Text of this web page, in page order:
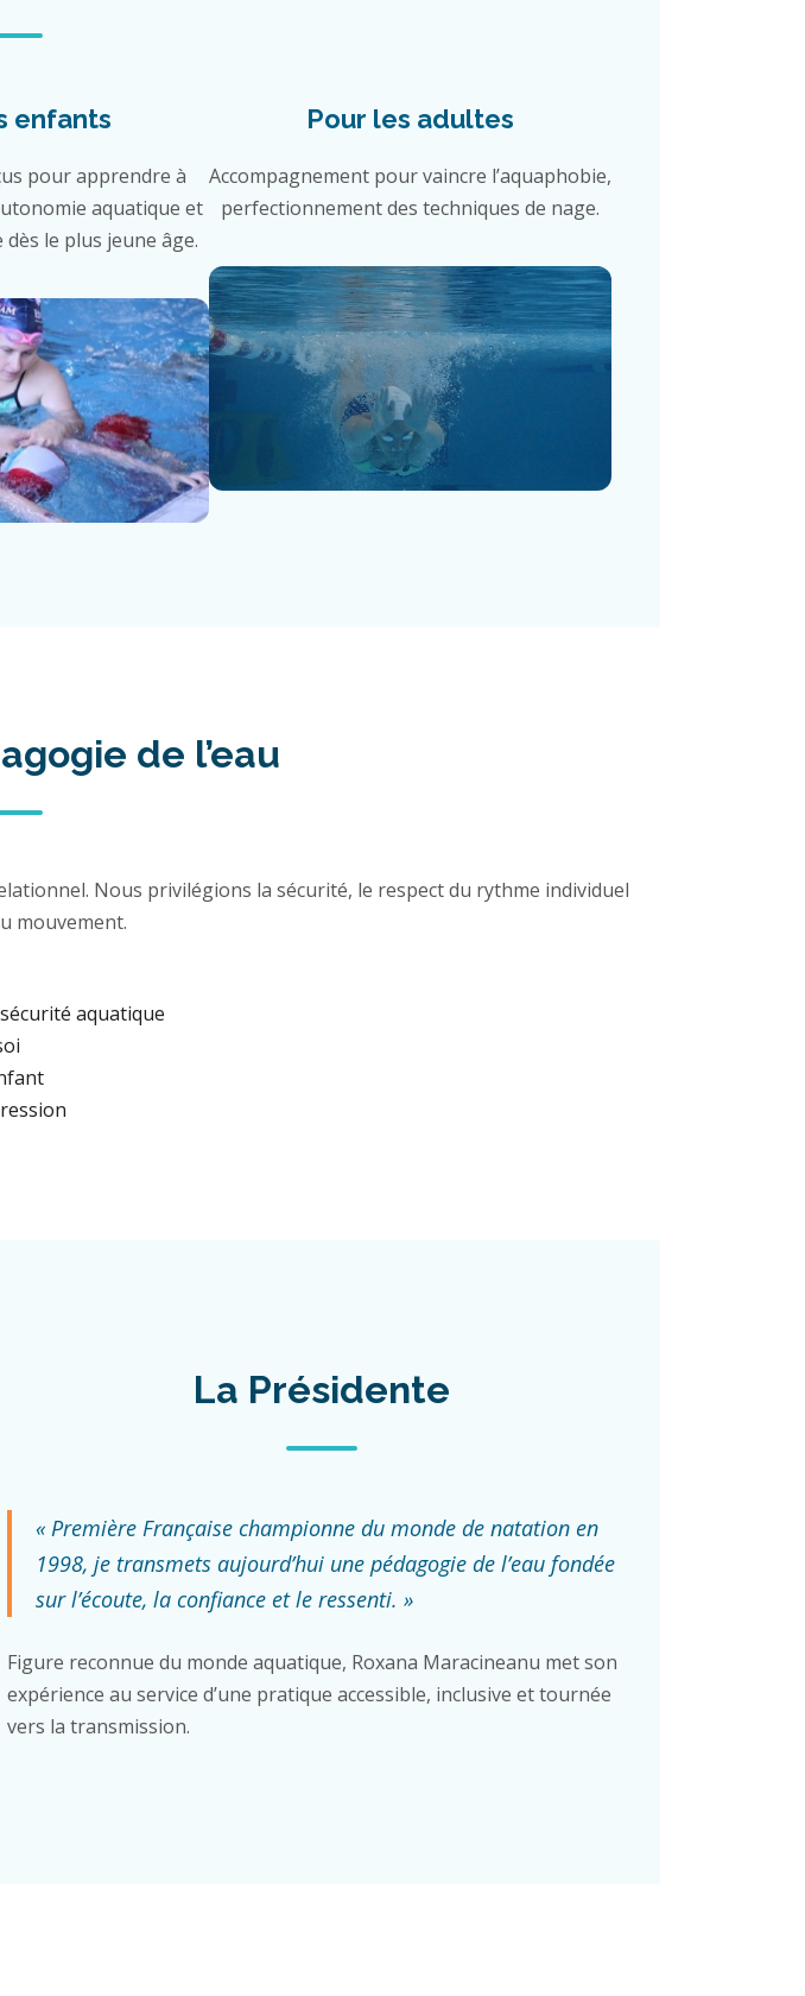
enfants
pour apprendre à
aquatique et
le plus jeune âge.
Pour les adultes
Accompagnement pour vaincre l’aquaphobie,
perfectionnement des techniques de nage.
de l’eau
Nous privilégions la sécurité, le respect du rythme individuel
mouvement.
aquatique
La Présidente
« Première Française championne du monde de natation en
1998, je transmets aujourd’hui une pédagogie de l’eau fondée
sur l’écoute, la confiance et le ressenti. »
Figure reconnue du monde aquatique, Roxana Maracineanu met son
expérience au service d’une pratique accessible, inclusive et tournée
vers la transmission.